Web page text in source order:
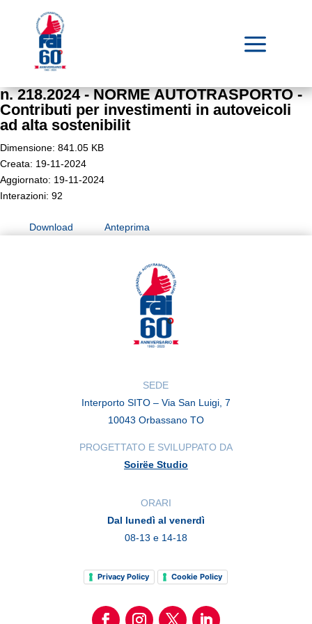
a
n. 218.2024 - NORME AUTOTRASPORTO -
Contributi per investimenti in autoveicoli
ad alta sostenibilit
Dimensione: 841.05 KB
Creata: 19-11-2024
Aggiornato: 19-11-2024
Interazioni: 92
Download Anteprima
SEDE
Interporto SITO – Via San Luigi, 7
10043 Orbassano TO
PROGETTATO E SVILUPPATO DA
Soirëe Studio
ORARI
Dal lunedì al venerdì
08-13 e 14-18
Privacy Policy Cookie Policy